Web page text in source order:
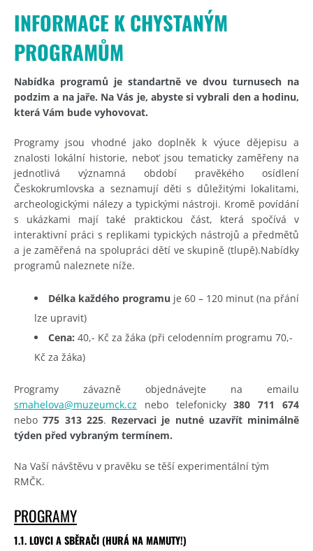
INFORMACE K CHYSTANÝM
PROGRAMŮM
Nabídka programů je standartně ve dvou turnusech na
podzim a na jaře. Na Vás je, abyste si vybrali den a hodinu,
která Vám bude vyhovovat.
Programy jsou vhodné jako doplněk k výuce dějepisu a
znalosti lokální historie, neboť jsou tematicky zaměřeny na
jednotlivá významná období pravěkého osídlení
Českokrumlovska a seznamují děti s důležitými lokalitami,
archeologickými nálezy a typickými nástroji. Kromě povídání
s ukázkami mají také praktickou část, která spočívá v
interaktivní práci s replikami typických nástrojů a předmětů
a je zaměřená na spolupráci dětí ve skupině (tlupě).Nabídky
programů naleznete níže.
Délka každého programu je 60 – 120 minut (na přání
lze upravit)
Cena: 40,- Kč za žáka (při celodenním programu 70,-
Kč za žáka)
Programy závazně objednávejte na emailu
smahelova@muzeumck.cz nebo telefonicky380 711 674
nebo775 313 225. Rezervaci je nutné uzavřít minimálně
týden před vybraným termínem.
Na Vaší návštěvu v pravěku se těší experimentální tým
RMČK.
PROGRAMY
1.1. LOVCI A SBĚRAČI (HURÁ NA MAMUTY!)